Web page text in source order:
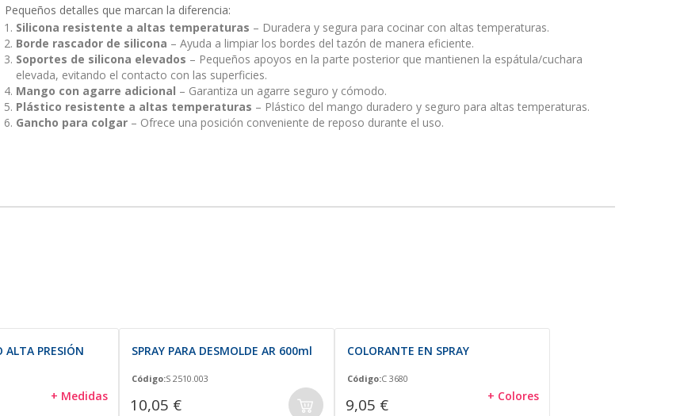
Pequeños detalles que marcan la diferencia:
Silicona resistente a altas temperaturas – Duradera y segura para cocinar con altas temperaturas.
Borde rascador de silicona – Ayuda a limpiar los bordes del tazón de manera eficiente.
Soportes de silicona elevados – Pequeños apoyos en la parte posterior que mantienen la espátula/cuchara
elevada, evitando el contacto con las superficies.
Mango con agarre adicional – Garantiza un agarre seguro y cómodo.
Plástico resistente a altas temperaturas – Plástico del mango duradero y seguro para altas temperaturas.
Gancho para colgar – Ofrece una posición conveniente de reposo durante el uso.
ALTA PRESIÓN
+ Medidas
SPRAY PARA DESMOLDE AR 600ml
Código:S 2510.003
10,05 €
COLORANTE EN SPRAY
Código:C 3680
9,05 € + Colores